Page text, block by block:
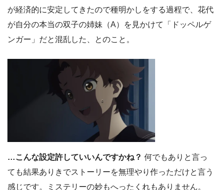
が経済的に安定してきたので種明かしをする過程で、花代
が自分の本当の双子の姉妹（A）を見かけて「ドッペルゲ
ンガー」だと混乱した、とのこと。
…こんな設定許していいんですかね？ 何でもありと言っ
ても結果ありきでストーリーを無理やり作っただけと言う
感じです。ミステリーの妙もへったくれもありません。